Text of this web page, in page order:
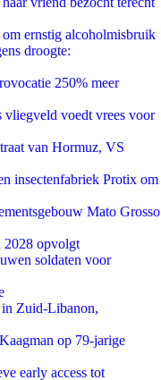
ernstig alcoholmisbruik
droogte:
250% meer
voedt vrees voor
van Hormuz, VS
insectenfabriek Protix om
Mato Grosso
2028 opvolgt
soldaten voor
Zuid-Libanon,
op 79-jarige
early access tot